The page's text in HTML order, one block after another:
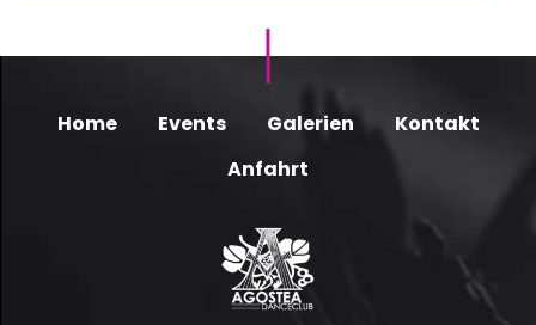
Home Events Galerien
Kontakt
Anfahrt